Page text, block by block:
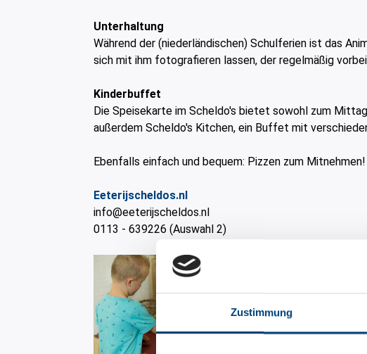
Zustimmung
Unterhaltung
Während der (niederländischen) Schulferien ist das
sich mit ihm fotografieren lassen, der regelmäßig
Kinderbuffet
Die Speisekarte im Scheldo's bietet sowohl zum
außerdem Scheldo's Kitchen, ein Buffet mit
Ebenfalls einfach und bequem: Pizzen zum
Eeterijscheldos.nl
info@eeterijscheldos.nl
0113 - 639226 (Auswahl 2)